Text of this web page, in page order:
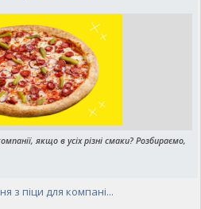
якщо в усіх різні смаки? Розбираємо,
з піци для компані...